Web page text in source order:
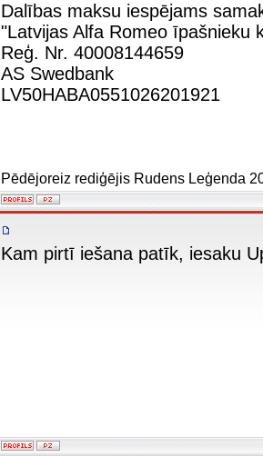
Dalības maksu iespējams
"Latvijas Alfa Romeo īpašnieku
Reģ. Nr. 40008144659
AS Swedbank
LV50HABA0551026201921
Pēdējoreiz rediģējis Rudens Leģenda
Kam pirtī iešana patīk, iesaku